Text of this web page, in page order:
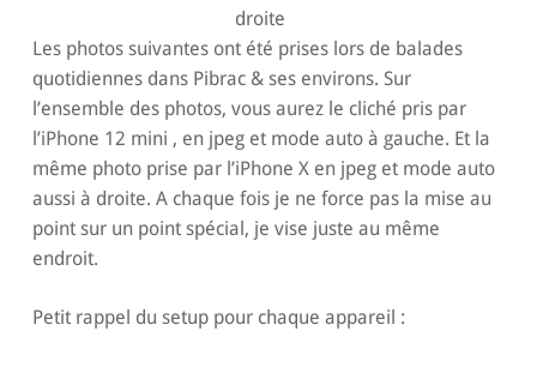
droite
Les photos suivantes ont été prises lors de balades
quotidiennes dans Pibrac & ses environs. Sur
l’ensemble des photos, vous aurez le cliché pris par
l’iPhone 12 mini , en jpeg et mode auto à gauche. Et la
même photo prise par l’iPhone X en jpeg et mode auto
aussi à droite. A chaque fois je ne force pas la mise au
point sur un point spécial, je vise juste au même
endroit.
Petit rappel du setup pour chaque appareil :